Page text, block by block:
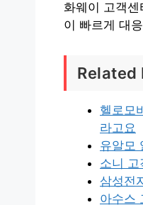
화웨이 고객
이 빠르게 대
Related
헬로모
라고요
유알모
소니
삼성전
아수스